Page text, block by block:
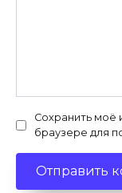
Сохранить моё
браузере для